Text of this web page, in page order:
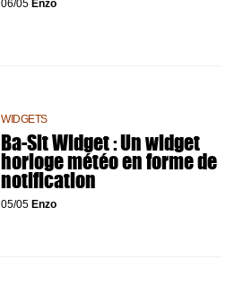
06/05 Enzo
WIDGETS
Ba-Sit Widget : Un widget
horloge météo en forme de
notification
05/05 Enzo